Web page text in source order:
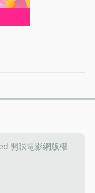
開眼電影網版權